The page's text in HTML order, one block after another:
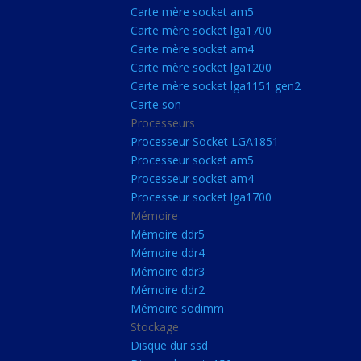
Carte Mère Socket
Carte mère socket am5
Carte mère socket
Carte mère socket am4
Carte mère socket
Carte son
Processeurs
Carte mère socket am5
Carte mère socket lga1700
Carte mère socket am4
Carte mère socket lga1200
Carte mère socket lga1151 gen2
Carte son
Processeurs
Processeur Socket LGA1851
Processeur socket am5
Processeur socket am4
Processeur socket lga1700
Mémoire
Mémoire ddr5
Mémoire ddr4
Mémoire ddr3
Mémoire ddr2
Mémoire sodimm
Stockage
Disque dur ssd